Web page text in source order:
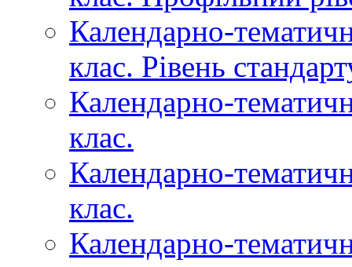
Календарно-
клас. Рівень
Календарно-
клас.
Календарно-
клас.
Календарно-